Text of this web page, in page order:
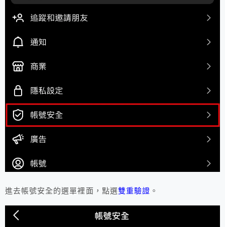
進去帳號安全的選單裡面，點選雙重驗證 。